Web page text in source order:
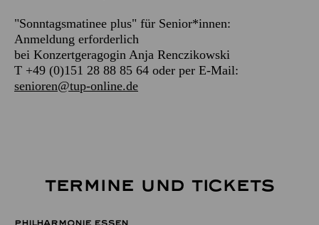
"Sonntagsmatinee plus" für Senior*innen:
Anmeldung erforderlich
bei Konzertgeragogin Anja Renczikowski
T +49 (0)151 28 88 85 64 oder per E-Mail:
senioren@tup-online.de
TERMINE UND TICKETS
PHILHARMONIE ESSEN